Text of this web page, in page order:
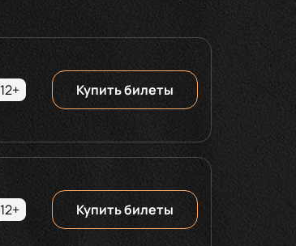
12+ Купить билеты
12+ Купить билеты